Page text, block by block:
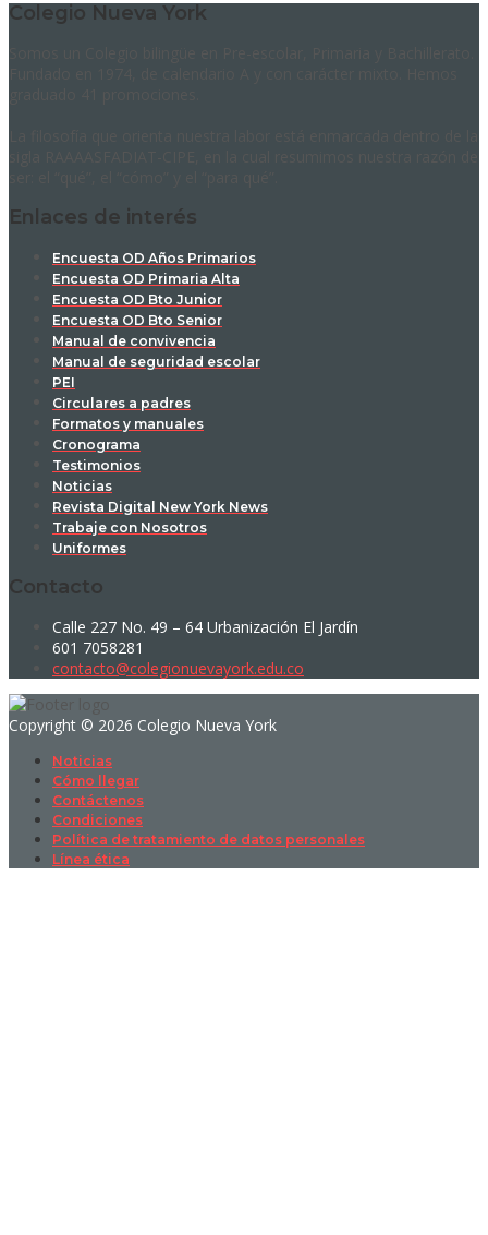
Colegio Nueva York
Enlaces de interés
Encuesta OD Años Primarios
Encuesta OD Primaria Alta
Encuesta OD Bto Junior
Encuesta OD Bto Senior
Manual de convivencia
Manual de seguridad escolar
PEI
Circulares a padres
Formatos y manuales
Cronograma
Testimonios
Noticias
Revista Digital New York News
Trabaje con Nosotros
Uniformes
Contacto
Calle 227 No. 49 – 64 Urbanización El Jardín
601 7058281
contacto@colegionuevayork.edu.co
Copyright © 2026 Colegio Nueva York
Noticias
Cómo llegar
Contáctenos
Condiciones
Política de tratamiento de datos personales
Línea ética